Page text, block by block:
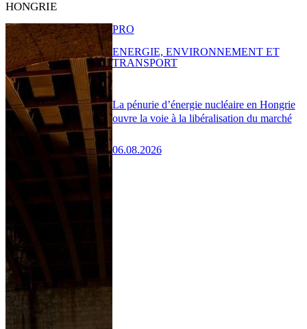
HONGRIE
La pénurie d’énergie nucléaire en Hongrie
ouvre la voie à la libéralisation du marché
06.08.2026
PRO
ENERGIE, ENVIRONNEMENT ET
TRANSPORT